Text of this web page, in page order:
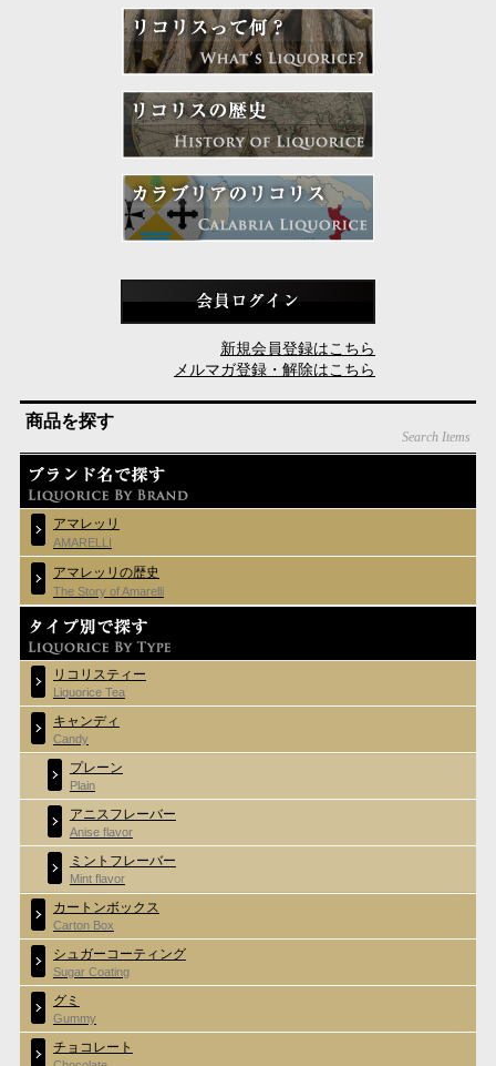
新規会員登録はこちら
メルマガ登録・解除はこちら
商品を探す
Search Items
アマレッリ
AMARELLI
アマレッリの歴史
The Story of Amarelli
リコリスティー
Liquorice Tea
キャンディ
Candy
プレーン
Plain
アニスフレーバー
Anise flavor
ミントフレーバー
Mint flavor
カートンボックス
Carton Box
シュガーコーティング
Sugar Coating
グミ
Gummy
チョコレート